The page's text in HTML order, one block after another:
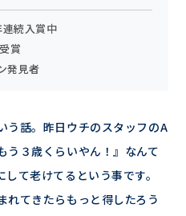
連続入賞中
賞
発見者
う話。昨日ウチのスタッフのA
う３歳くらいやん！』なんて
て老けてるという事です。
れてきたらもっと得したろう